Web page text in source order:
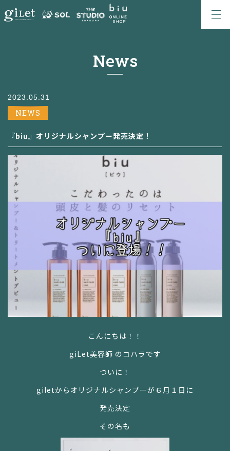
News
2023.05.31
NEWS
『biu』オリジナルシャンプー発売決定！
こんにちは！！
giLet美容師 のコハラです
ついに！
giletからオリジナルシャンプーが６ 月１ 日に
発売決定
その名も